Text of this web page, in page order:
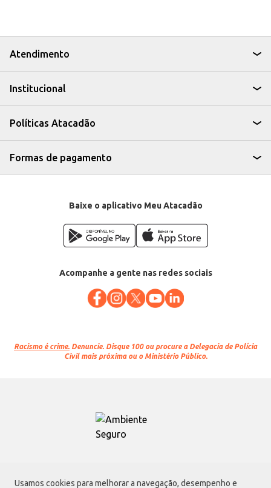
Usamos cookies para melhorar a navegação, desempenho e
Atendimento
Institucional
Políticas Atacadão
Formas de pagamento
Baixe o aplicativo Meu Atacadão
Acompanhe a gente nas redes sociais
Racismo é crime. Denuncie. Disque 100 ou procure a Delegacia de Polícia
Civil mais próxima ou o Ministério Público.
Atacadão S.A.